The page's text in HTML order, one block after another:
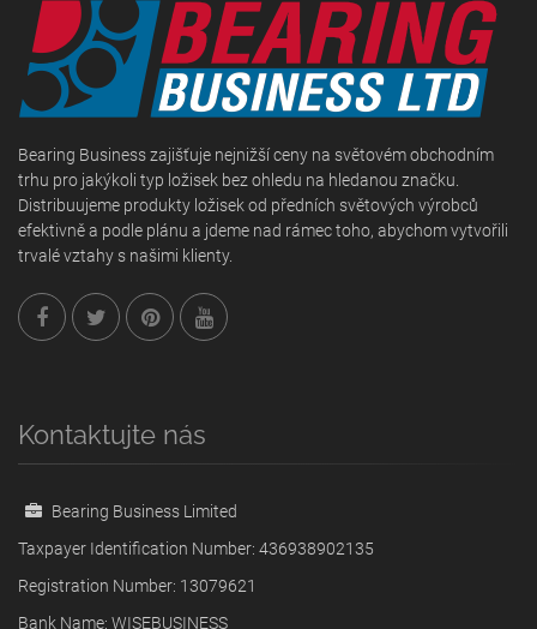
Bearing Business zajišťuje nejnižší ceny na světovém obchodním
trhu pro jakýkoli typ ložisek bez ohledu na hledanou značku.
Distribuujeme produkty ložisek od předních světových výrobců
efektivně a podle plánu a jdeme nad rámec toho, abychom vytvořili
trvalé vztahy s našimi klienty.
Kontaktujte nás
Bearing Business Limited
Taxpayer Identification Number: 436938902135
Registration Number: 13079621
Bank Name: WISEBUSINESS